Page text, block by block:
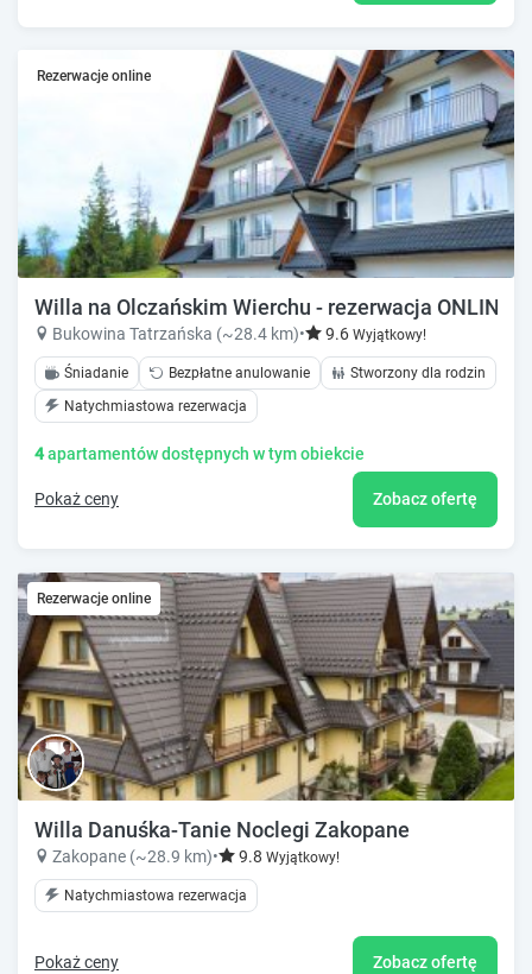
Rezerwacje online
Willa na Olczańskim Wierchu - rezerwacja ONLINE
Bukowina Tatrzańska (~28.4 km)• 9.6 Wyjątkowy!
Śniadanie Bezpłatne anulowanie
Stworzony dla rodzin
Natychmiastowa rezerwacja
4apartamentów dostępnych w tym obiekcie
Pokaż ceny Zobacz ofertę
Rezerwacje online
Willa Danuśka-Tanie Noclegi Zakopane
Zakopane (~28.9 km)• 9.8 Wyjątkowy!
Natychmiastowa rezerwacja
Pokaż ceny Zobacz ofertę